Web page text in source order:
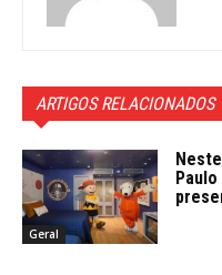
ARTIGOS RELACIONADOS
Geral